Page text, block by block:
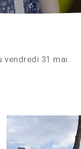
vendredi 31 mai.